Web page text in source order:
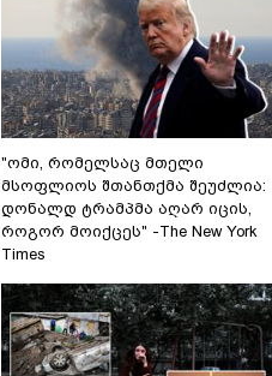
"ომი, რომელსაც მთელი
მსოფლიოს შთანთქმა შეუძლია:
დონალდ ტრამპმა აღარ იცის,
როგორ მოიქცეს" -The New York
Times